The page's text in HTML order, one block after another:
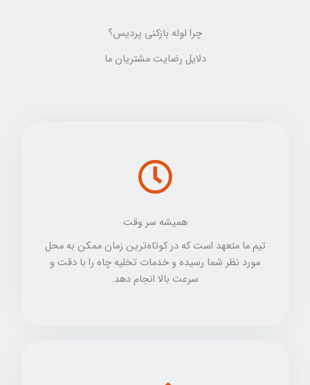
چرا لوله بازکنی پردیس؟
دلایل رضایت مشتریان ما
همیشه سر وقت
تیم ما متعهد است که در کوتاه‌ترین زمان ممکن به محل
مورد نظر شما رسیده و خدمات تخلیه چاه را با دقت و
سرعت بالا انجام دهد.